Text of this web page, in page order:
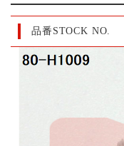
品番STOCK NO.